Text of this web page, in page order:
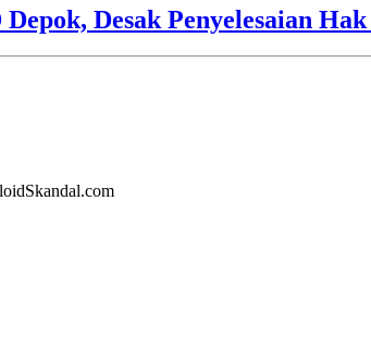
Desak Penyelesaian